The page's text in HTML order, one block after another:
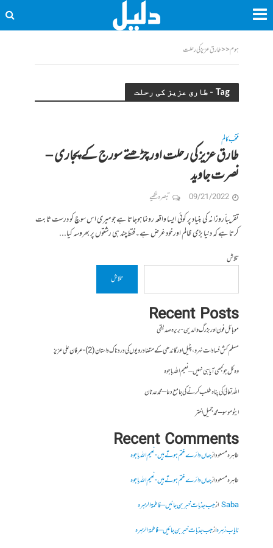
ہوم<<طارق عزیز کی رحلت
Tag - طارق عزیز کی رحلت
منتخب کالم
طارق عزیز کی رحلت اور چڑھتے سورج کے پجاری –
نصرت جاوید
09/21/2022 تبصرہ لکھیے
تقریباََ روزانہ کی بنیاد پر کوئی ایسا واقعہ رونما ہوجاتا ہے جو میری اس سوچ کو درست ثابت
کرتا ہے کہ دنیا بڑی ظالم اور خود غرض ہے۔فقط چند ہی رشتوں پر بھروسہ کیا...
تلاش
تلاش
Recent Posts
موبائل فون اور بزرگ والدین- بریرہ صدیقی
مسلم کش فسادات نہرو، پٹیل اور گاندھی کے متضاد رویوں کی درد ناک داستان (2)- عرفان علی عزیز
وہ کل جو کبھی آیا ہی نہیں – نعیم اللہ باجوہ
اللہ تعالیٰ کی پناہ طلب کرنے کی جامع دعا – محمد عدنان
ایٹوموسو – محمد جمیل اختر
Recent Comments
طاہرہ مسعودازجہاں دائرے ختم ہوتے ہیں- نعیم اللہ باجوہ
طاہرہ مسعودازجہاں دائرے ختم ہوتے ہیں- نعیم اللہ باجوہ
Sabaازجب جذبات خبر بن جائیں – فاطمۃالزہرہ
نایاب زہرہازجب جذبات خبر بن جائیں – فاطمۃالزہرہ